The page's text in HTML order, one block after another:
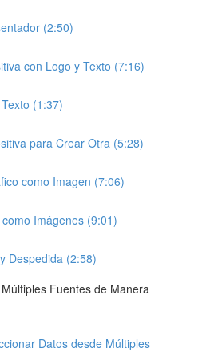
(2:50)
con Logo y Texto (7:16)
(1:37)
para Crear Otra (5:28)
como Imagen (7:06)
Imágenes (9:01)
Despedida (2:58)
Fuentes de Manera
Datos desde Múltiples